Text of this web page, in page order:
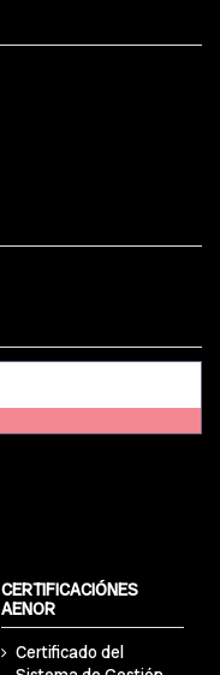
CERTIFICACIÓNES
AENOR
Certificado del